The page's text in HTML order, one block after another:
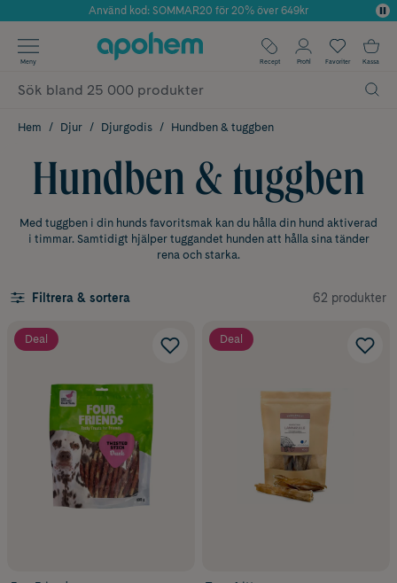
Årets Butik 2025 inom Skönhet
Använd kod: SOMMAR20 för 20% över 649kr
✓ Fri frakt
✓ Poäng på alla köp*
Meny Recept Profil Favoriter Kassa
Hem Djur Djurgodis Hundben & tuggben
Hundben & tuggben
Med tuggben i din hunds favoritsmak kan du hålla din hund aktiverad
i timmar. Samtidigt hjälper tuggandet hunden att hålla sina tänder
rena och starka.
Filtrera & sortera 62 produkter
Deal Deal